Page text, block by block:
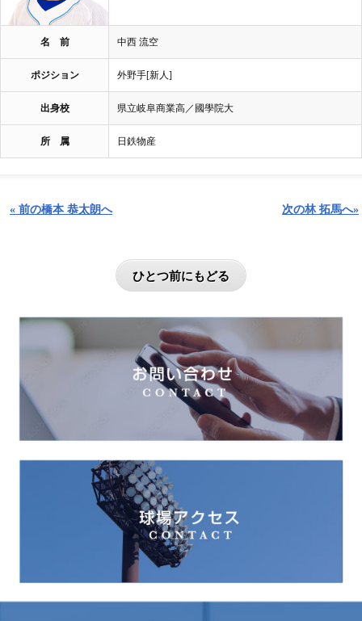
名 前 中西 流空
ポジション 外野手[新人]
出身校 県立岐阜商業高／國學院大
所 属 日鉄物産
« 前の橋本 恭太朗へ 次の林 拓馬へ»